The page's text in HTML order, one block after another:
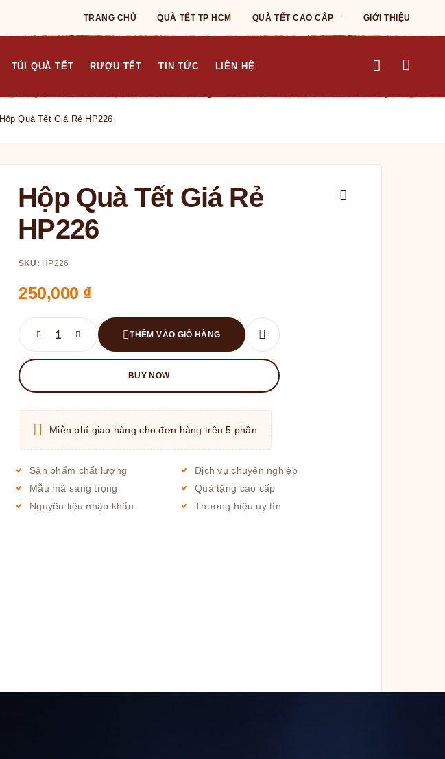
TRANG CHỦ QUÀ TẾT TP HCM QUÀ TẾT CAO CẤP GIỚI THIỆU
TÚI QUÀ TẾT RƯỢU TẾT TIN TỨC LIÊN HỆ
Hộp Quà Tết Giá Rẻ HP226
Hộp Quà Tết Giá Rẻ
HP226
SKU: HP226
250,000 ₫
THÊM VÀO GIỎ HÀNG
BUY NOW
Miễn phí giao hàng cho đơn hàng trên 5 phần
Sản phẩm chất lượng
Mẫu mã sang trọng
Nguyên liệu nhập khẩu
Dịch vụ chuyên nghiệp
Quà tặng cao cấp
Thương hiệu uy tín